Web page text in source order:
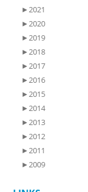
►2021
►2020
►2019
►2018
►2017
►2016
►2015
►2014
►2013
►2012
►2011
►2009